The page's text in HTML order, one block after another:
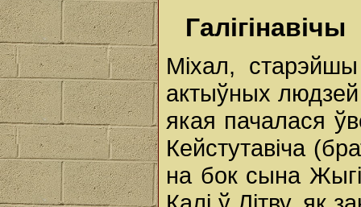
Галігінавічы
Міхал,
актыўных
якая пачалася
Кейстутавіча
на бок сына